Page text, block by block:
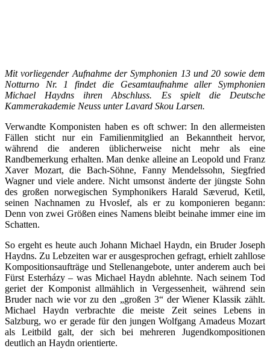
Mit vorliegender Aufnahme der Symphonien 13 und 20 sowie dem
Notturno Nr. 1 findet die Gesamtaufnahme aller Symphonien
Michael Haydns ihren Abschluss. Es spielt die Deutsche
Kammerakademie Neuss unter Lavard Skou Larsen.
Verwandte Komponisten haben es oft schwer: In den allermeisten
Fällen sticht nur ein Familienmitglied an Bekanntheit hervor,
während die anderen üblicherweise nicht mehr als eine
Randbemerkung erhalten. Man denke alleine an Leopold und Franz
Xaver Mozart, die Bach-Söhne, Fanny Mendelssohn, Siegfried
Wagner und viele andere. Nicht umsonst änderte der jüngste Sohn
des großen norwegischen Symphonikers Harald Sæverud, Ketil,
seinen Nachnamen zu Hvoslef, als er zu komponieren begann:
Denn von zwei Größen eines Namens bleibt beinahe immer eine im
Schatten.
So ergeht es heute auch Johann Michael Haydn, ein Bruder Joseph
Haydns. Zu Lebzeiten war er ausgesprochen gefragt, erhielt zahllose
Kompositionsaufträge und Stellenangebote, unter anderem auch bei
Fürst Esterházy – was Michael Haydn ablehnte. Nach seinem Tod
geriet der Komponist allmählich in Vergessenheit, während sein
Bruder nach wie vor zu den „großen 3“ der Wiener Klassik zählt.
Michael Haydn verbrachte die meiste Zeit seines Lebens in
Salzburg, wo er gerade für den jungen Wolfgang Amadeus Mozart
als Leitbild galt, der sich bei mehreren Jugendkompositionen
deutlich an Haydn orientierte.